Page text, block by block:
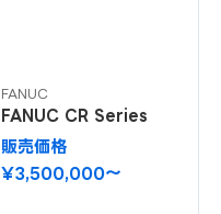
FANUC
FANUC CR Series
販売価格
¥3,500,000〜